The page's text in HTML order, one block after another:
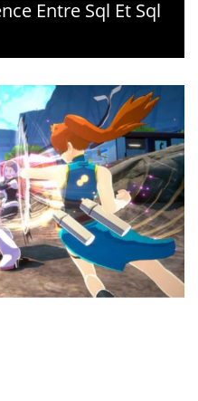
Entre Sql Et Sql